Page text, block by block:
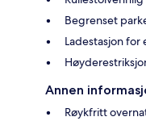
Begrenset
Ladestasjon
Annen
Røykfritt